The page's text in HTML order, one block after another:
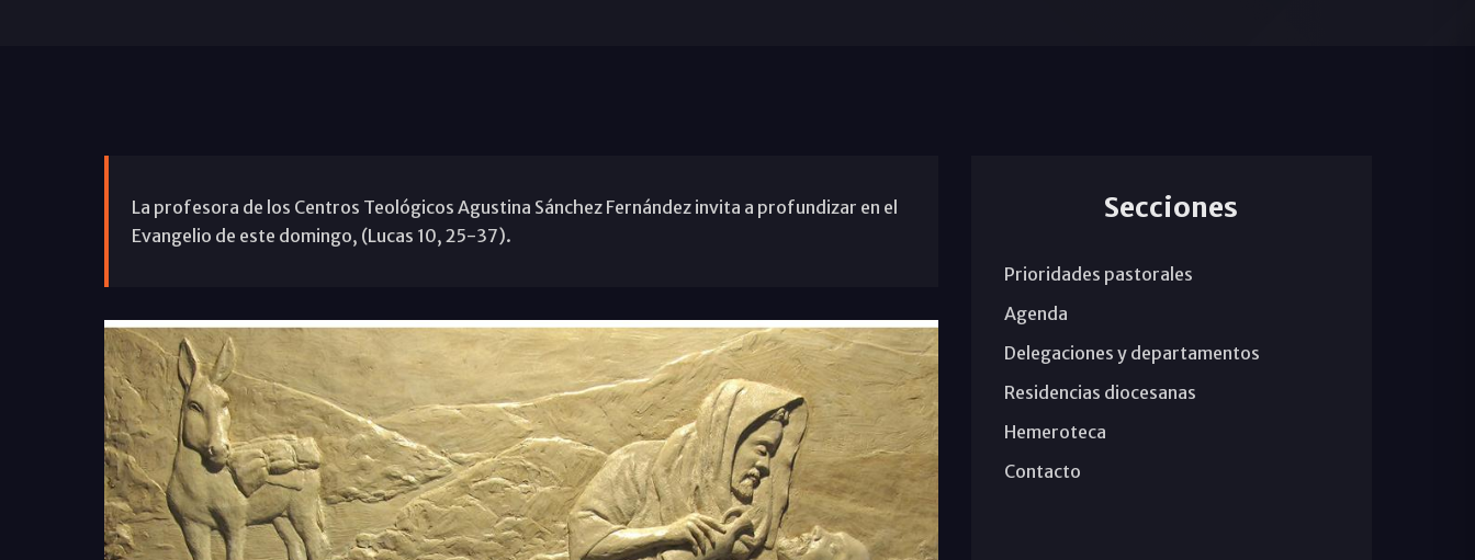
La profesora de los Centros Teológicos Agustina Sánchez Fernández invita a profundizar en el
Evangelio de este domingo, (Lucas 10, 25-37).
Secciones
Prioridades pastorales
Agenda
Delegaciones y departamentos
Residencias diocesanas
Hemeroteca
Contacto